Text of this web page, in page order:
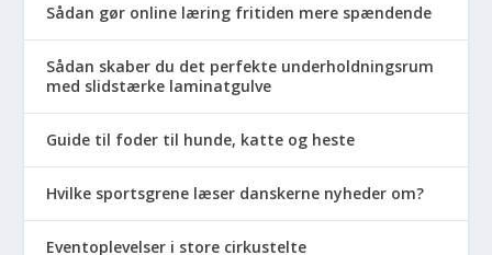
Sådan gør online læring fritiden mere spændende
Sådan skaber du det perfekte underholdningsrum
med slidstærke laminatgulve
Guide til foder til hunde, katte og heste
Hvilke sportsgrene læser danskerne nyheder om?
Eventoplevelser i store cirkustelte